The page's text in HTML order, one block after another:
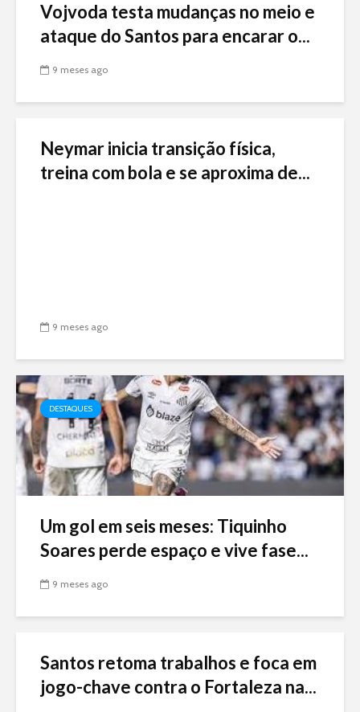
Vojvoda testa mudanças no meio e
ataque do Santos para encarar o...
9 meses ago
Neymar inicia transição física,
treina com bola e se aproxima de...
9 meses ago
DESTAQUES
Um gol em seis meses: Tiquinho
Soares perde espaço e vive fase...
9 meses ago
Santos retoma trabalhos e foca em
jogo-chave contra o Fortaleza na...